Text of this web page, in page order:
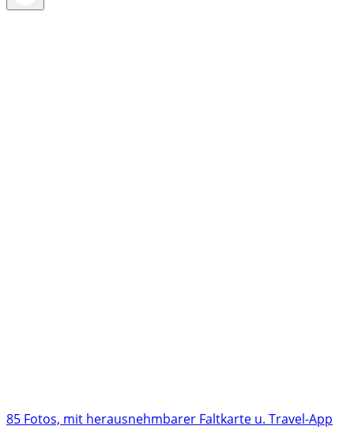
85 Fotos, mit herausnehmbarer Faltkarte u. Travel-App